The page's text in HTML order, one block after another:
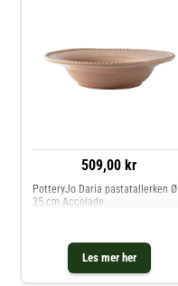
509,00 kr
Les mer her
PotteryJo Daria pastatallerken Ø
35 cm Accolade